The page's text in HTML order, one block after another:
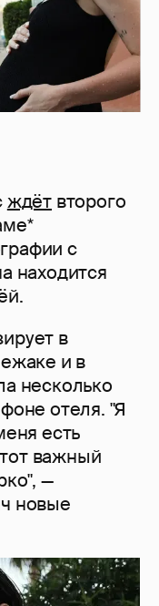
ждёт второго
с
находится
в
и в
несколько
отеля. "Я
есть
важный
—
новые